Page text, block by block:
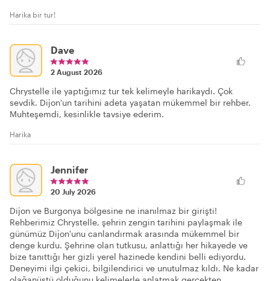
Harika bir tur!
Dave
2 August 2026
Chrystelle ile yaptığımız tur tek kelimeyle harikaydı. Çok
sevdik. Dijon'un tarihini adeta yaşatan mükemmel bir rehber.
Muhteşemdi, kesinlikle tavsiye ederim.
Harika
Jennifer
20 July 2026
Dijon ve Burgonya bölgesine ne inanılmaz bir girişti!
Rehberimiz Chrystelle, şehrin zengin tarihini paylaşmak ile
günümüz Dijon'unu canlandırmak arasında mükemmel bir
denge kurdu. Şehrine olan tutkusu, anlattığı her hikayede ve
bize tanıttığı her gizli yerel hazinede kendini belli ediyordu.
Deneyimi ilgi çekici, bilgilendirici ve unutulmaz kıldı. Ne kadar